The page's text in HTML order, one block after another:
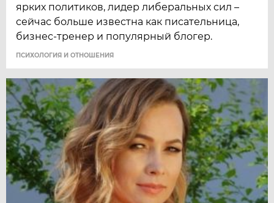
ярких политиков, лидер либеральных сил –
сейчас больше известна как писательница,
бизнес-тренер и популярный блогер.
ПСИХОЛОГИЯ И ОТНОШЕНИЯ